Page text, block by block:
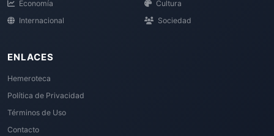
Economía
Internacional
Cultura
Sociedad
ENLACES
Hemeroteca
Política de Privacidad
Términos de Uso
Contacto